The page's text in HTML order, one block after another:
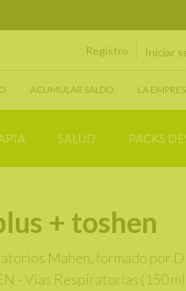
Registro Iniciar
ACUMULAR SALDO LA
SALUD PACKS
+ toshen
Mahen, formado por
- Vias Respiratorias (150